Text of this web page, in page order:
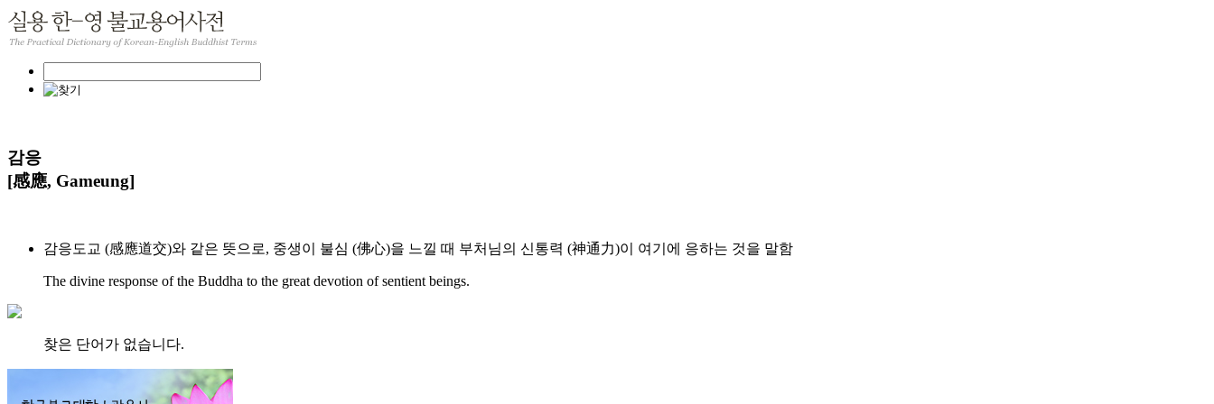
감응
[感應, Gameung]
감응도교 (感應道交)와 같은 뜻으로, 중생이 불심 (佛心)을 느낄 때 부처님의 신통력 (神通力)이 여기에 응하는 것을 말함
The divine response of the Buddha to the great devotion of sentient beings.
찾은 단어가 없습니다.